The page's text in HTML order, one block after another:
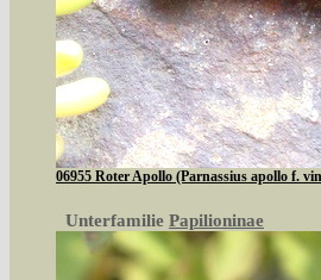
06955 Roter Apollo (Parnassius apollo f.
Unterfamilie Papilioninae